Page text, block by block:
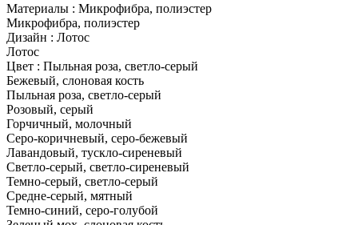
Материалы : Микрофибра, полиэстер
Микрофибра, полиэстер
Дизайн : Лотос
Лотос
Цвет : Пыльная роза, светло-серый
Бежевый, слоновая кость
Пыльная роза, светло-серый
Розовый, серый
Горчичный, молочный
Серо-коричневый, серо-бежевый
Лавандовый, тускло-сиреневый
Светло-серый, светло-сиреневый
Темно-серый, светло-серый
Средне-серый, мятный
Темно-синий, серо-голубой